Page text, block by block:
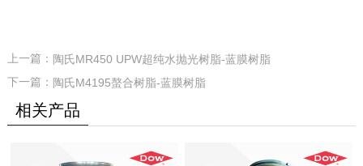
上一篇： 陶氏MR450 UPW超纯水抛光树脂-蓝膜树脂
下一篇： 陶氏M4195螯合树脂-蓝膜树脂
相关产品